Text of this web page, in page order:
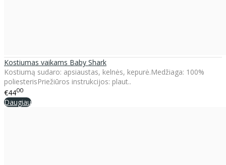
Kostiumas vaikams Baby Shark
Kostiumą sudaro: apsiaustas, kelnės, kepurė.Medžiaga: 100%
poliesterisPriežiūros instrukcijos: plaut..
€4400
Daugiau